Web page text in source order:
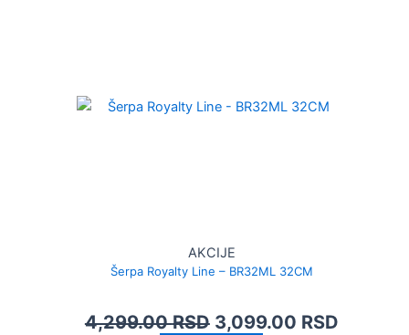
AKCIJE
Šerpa Royalty Line – BR32ML 32CM
4,299.00RSD 3,099.00 RSD